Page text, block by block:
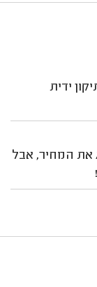
ידית
את המחיר, אבל